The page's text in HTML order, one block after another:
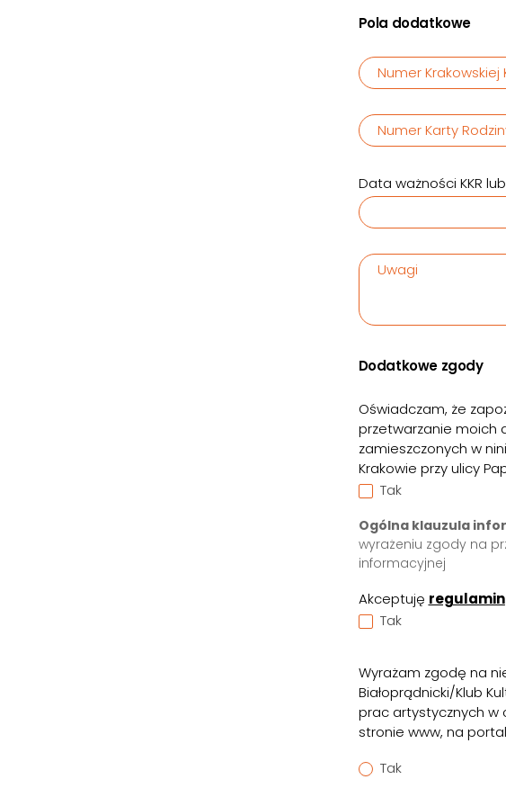
Pola dodatkowe
Numer
Numer Karty
Data ważności KKR
Uwagi
Dodatkowe zgody
Oświadczam, że
przetwarzanie moich
zamieszczonych w
Krakowie przy ulicy
Tak
Ogólna klauzula
wyrażeniu zgody na
informacyjnej
Akceptuję regulamin
Tak
Wyrażam zgodę na
Białoprądnicki/Klub
prac artystycznych w
stronie www, na
Tak